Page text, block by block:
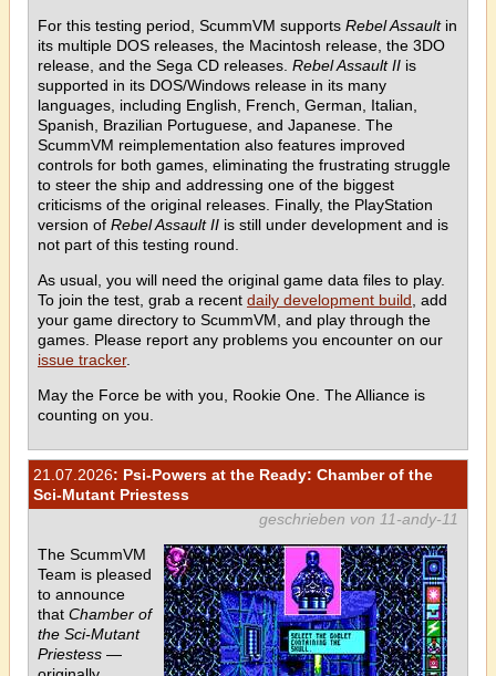
For this testing period, ScummVM supports Rebel Assaultin
its multiple DOS releases, the Macintosh release, the 3DO
release, and the Sega CD releases. Rebel Assault II is
supported in its DOS/Windows release in its many
languages, including English, French, German, Italian,
Spanish, Brazilian Portuguese, and Japanese. The
ScummVM reimplementation also features improved
controls for both games, eliminating the frustrating struggle
to steer the ship and addressing one of the biggest
criticisms of the original releases. Finally, the PlayStation
version of Rebel Assault II is still under development and is
not part of this testing round.
As usual, you will need the original game data files to play.
To join the test, grab a recent daily development build , add
your game directory to ScummVM, and play through the
games. Please report any problems you encounter on our
issue tracker.
May the Force be with you, Rookie One. The Alliance is
counting on you.
21.07.2026: Psi-Powers at the Ready: Chamber of the
Sci-Mutant Priestess
geschrieben von 11-andy-11
The ScummVM
Team is pleased
to announce
that Chamber of
the Sci-Mutant
Priestess —